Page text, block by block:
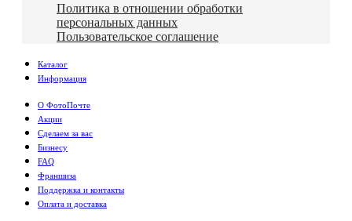
Политика в отношении обработки
персональных данных
Пользовательское соглашение
Каталог
Информация
О ФотоПочте
Акции
Сделаем за вас
Бизнесу
FAQ
Франшиза
Поддержка и контакты
Оплата и доставка